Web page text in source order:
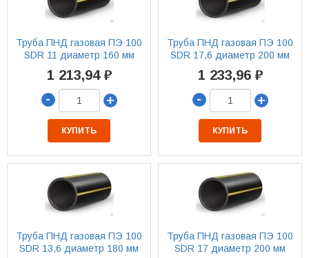
Труба ПНД газовая ПЭ 100
SDR 11 диаметр 160 мм
1 213,94 ₽
-
+
КУПИТЬ
Труба ПНД газовая ПЭ 100
SDR 17,6 диаметр 200 мм
1 233,96 ₽
-
+
КУПИТЬ
Труба ПНД газовая ПЭ 100
SDR 13,6 диаметр 180 мм
Труба ПНД газовая ПЭ 100
SDR 17 диаметр 200 мм